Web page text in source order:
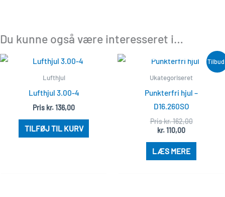
Du kunne også være interesseret i…
Lufthjul
Lufthjul 3.00-4
Pris kr.136,00
TILFØJ TIL KURV
Ukategoriseret
Punkterfri hjul –
D16.260SO
Priskr.162,00
Den
pris
kr. 162,00.
kr.110,00
Den
aktuelle
pris
kr. 110,00.
LÆS MERE